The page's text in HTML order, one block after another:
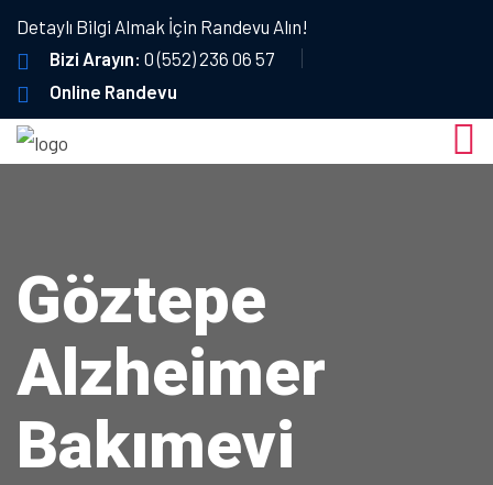
Detaylı Bilgi Almak İçin Randevu Alın!
Bizi Arayın: 0 (552) 236 06 57
Online Randevu
Göztepe
Alzheimer
Bakımevi